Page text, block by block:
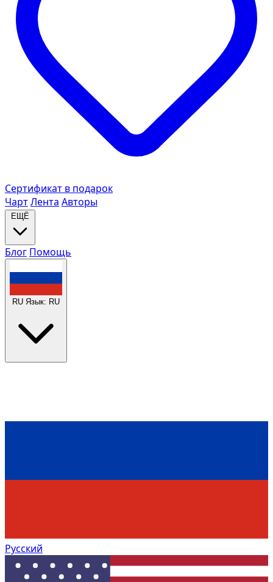
Сертификат в подарок
ЧартЛента Авторы
ЕЩЁ
Блог Помощь
RU Язык: RU
Русский